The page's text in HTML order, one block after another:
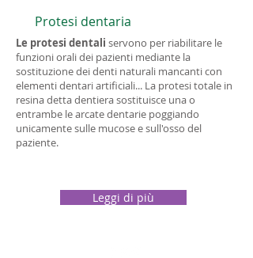
Impianti Dentali,
Protesi dentale,
Implantologia,
Ortodonzia,
Odontoiatria Estetica.
Le protesi dentali servono per riabilitare le
funzioni orali dei pazienti mediante la
sostituzione dei denti naturali mancanti con
elementi dentari artificiali... La protesi totale in
resina detta dentiera sostituisce una o
entrambe le arcate dentarie poggiando
unicamente sulle mucose e sull'osso del
paziente.
Protesi dentaria
Leggi di più